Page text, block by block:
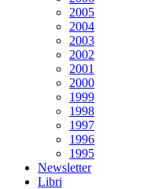
2005
2004
2003
2002
2001
2000
1999
1998
1997
1996
1995
Newsletter
Libri